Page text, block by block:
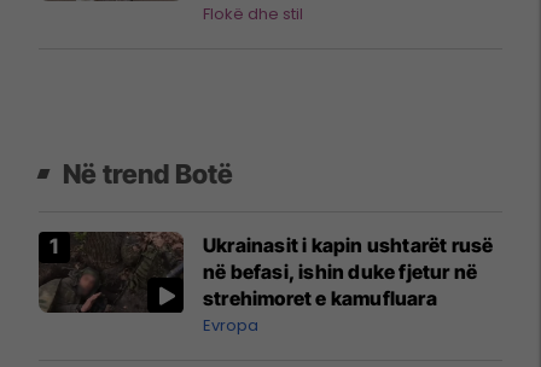
Flokë dhe stil
Në trend Botë
Ukrainasit i kapin ushtarët rusë
në befasi, ishin duke fjetur në
strehimoret e kamufluara
Evropa